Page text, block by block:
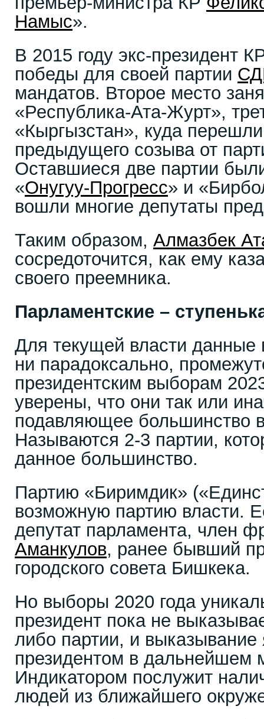
Намыс».
В 2015 году экс-президент
победы для своей партии
мандатов. Второе место
«Республика-Ата-Журт»,
«Кыргызстан», куда
предыдущего созыва от
Оставшиеся две партии
«Онугуу-Прогресс» и
вошли многие депутаты
Таким образом, Алмазбек
сосредоточится, как ему
своего преемника.
Парламентские –
Для текущей власти данные
ни парадоксально,
президентским выборам
уверены, что они так или
подавляющее большинство
Называются 2-3 партии,
данное большинство.
Партию «Биримдик»
возможную партию власти.
депутат парламента, член
Аманкулов, ранее бывший
городского совета Бишкека.
Но выборы 2020 года
президент пока не
либо партии, и
президентом в дальнейшем
Индикатором послужит
людей из ближайшего